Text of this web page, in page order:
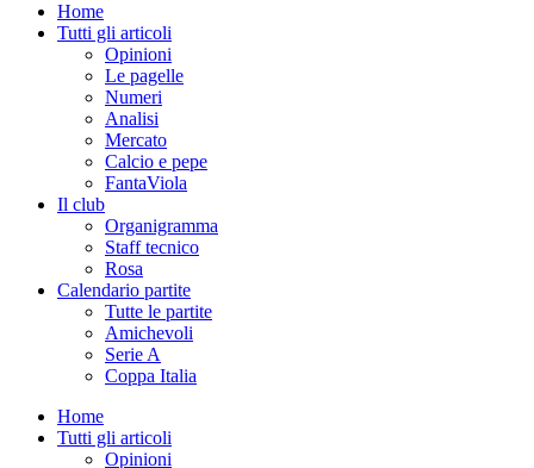
Home
Tutti gli articoli
Opinioni
Le pagelle
Numeri
Analisi
Mercato
Calcio e pepe
FantaViola
Il club
Organigramma
Staff tecnico
Rosa
Calendario partite
Tutte le partite
Amichevoli
Serie A
Coppa Italia
Home
Tutti gli articoli
Opinioni